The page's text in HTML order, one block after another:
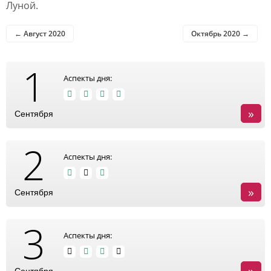
Луной.
← Август 2020 Октябрь 2020 →
1
Сентября
Аспекты дня:
»
2
Сентября
Аспекты дня:
»
3 Аспекты дня: